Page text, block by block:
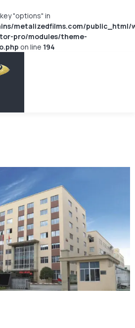
"options" in
metalizedfilms.com/public_html/
pro/modules/theme-
on line 194